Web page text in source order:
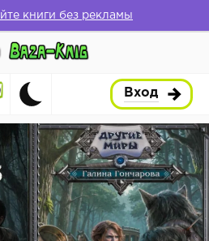
книги без рекламы
Вход